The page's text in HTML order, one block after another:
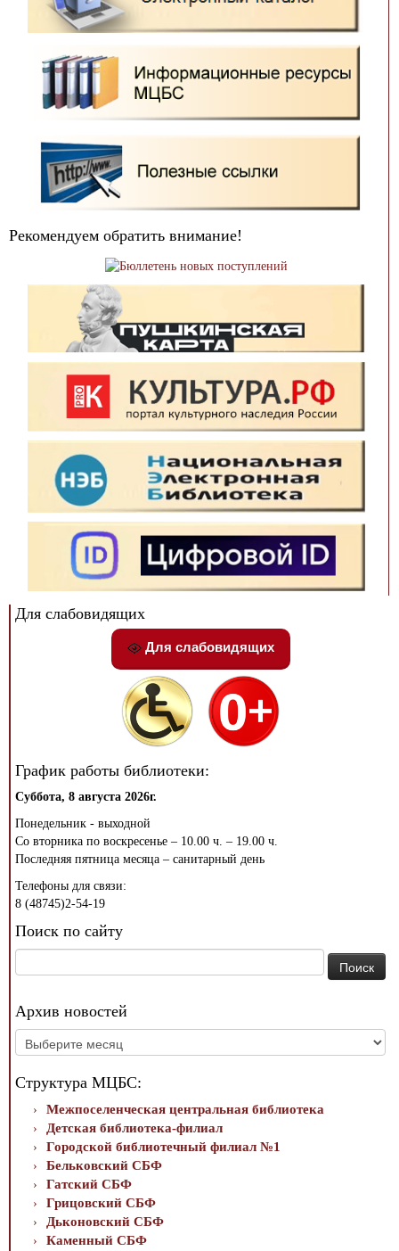
Рекомендуем обратить внимание!
Для слабовидящих
Для слабовидящих
График работы библиотеки:
Суббота, 8 августа 2026г.
Понедельник - выходной
Со вторника по воскресенье – 10.00 ч. – 19.00 ч.
Последняя пятница месяца – санитарный день
Телефоны для связи:
8 (48745)2-54-19
Поиск по сайту
Архив новостей
Архив
новостей
Структура МЦБС:
Межпоселенческая центральная библиотека
Детская библиотека-филиал
Городской библиотечный филиал №1
Бельковский СБФ
Гатский СБФ
Грицовский СБФ
Дьконовский СБФ
Каменный СБФ